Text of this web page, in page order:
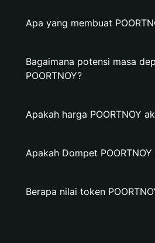
Apa yang membuat
Bagaimana potensi masa
POORTNOY?
Apakah harga POORTNOY
Apakah Dompet POORTNOY
Berapa nilai token